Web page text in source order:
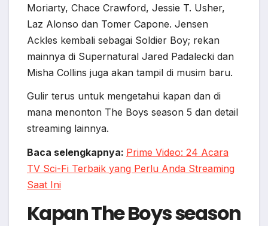
Moriarty, Chace Crawford, Jessie T. Usher,
Laz Alonso dan Tomer Capone. Jensen
Ackles kembali sebagai Soldier Boy; rekan
mainnya di Supernatural Jared Padalecki dan
Misha Collins juga akan tampil di musim baru.
Gulir terus untuk mengetahui kapan dan di
mana menonton The Boys season 5 dan detail
streaming lainnya.
Baca selengkapnya: Prime Video: 24 Acara
TV Sci-Fi Terbaik yang Perlu Anda Streaming
Saat Ini
Kapan The Boys season